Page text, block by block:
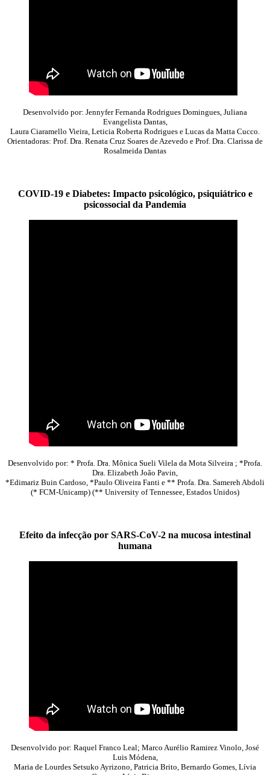
Desenvolvido por: Jennyfer Fernanda Rodrigues Domingues, Juliana
Evangelista Dantas,
Laura Ciaramello Vieira, Leticia Roberta Rodrigues e Lucas da Matta Cucco.
Orientadoras: Prof. Dra. Renata Cruz Soares de Azevedo e Prof. Dra. Clarissa de
Rosalmeida Dantas
COVID-19 e Diabetes: Impacto psicológico, psiquiátrico e
psicossocial da Pandemia
Desenvolvido por: * Profa. Dra. Mônica Sueli Vilela da Mota Silveira ; *Profa.
Dra. Elizabeth João Pavin,
*Edimariz Buin Cardoso, *Paulo Oliveira Fanti e ** Profa. Dra. Samereh Abdoli
(* FCM-Unicamp) (** University of Tennessee, Estados Unidos)
Efeito da infecção por SARS-CoV-2 na mucosa intestinal
humana
Desenvolvido por: Raquel Franco Leal; Marco Aurélio Ramirez Vinolo, José
Luis Módena,
Maria de Lourdes Setsuko Ayrizono, Patricia Brito, Bernardo Gomes, Lívia